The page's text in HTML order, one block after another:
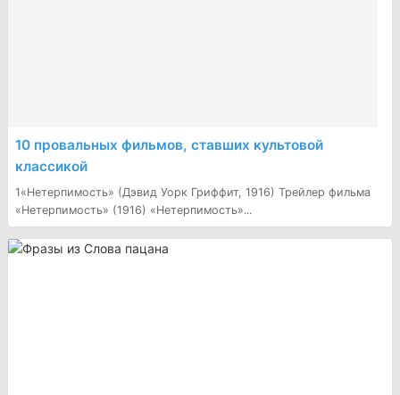
10 провальных фильмов, ставших культовой
классикой
1«Нетерпимость» (Дэвид Уорк Гриффит, 1916) Трейлер фильма
«Нетерпимость» (1916) «Нетерпимость»...